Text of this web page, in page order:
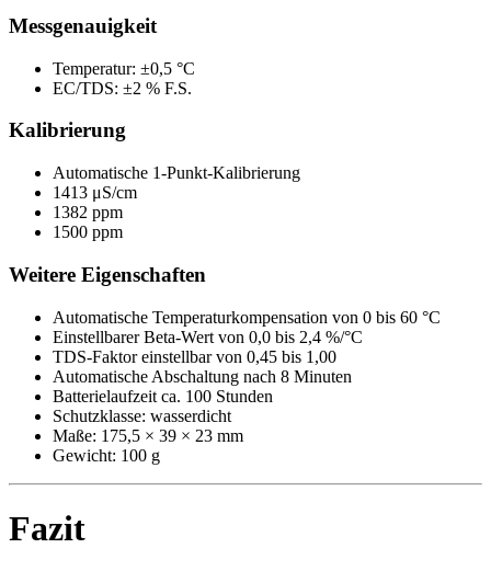
Messgenauigkeit
Temperatur: ±0,5 °C
EC/TDS: ±2 % F.S.
Kalibrierung
Automatische 1-Punkt-Kalibrierung
1413 μS/cm
1382 ppm
1500 ppm
Weitere Eigenschaften
Automatische Temperaturkompensation von 0 bis 60 °C
Einstellbarer Beta-Wert von 0,0 bis 2,4 %/°C
TDS-Faktor einstellbar von 0,45 bis 1,00
Automatische Abschaltung nach 8 Minuten
Batterielaufzeit ca. 100 Stunden
Schutzklasse: wasserdicht
Maße: 175,5 × 39 × 23 mm
Gewicht: 100 g
Fazit